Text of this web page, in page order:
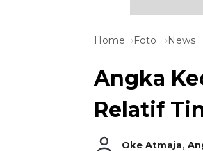
Home Foto News
Angka
Relatif
Oke Atmaja,